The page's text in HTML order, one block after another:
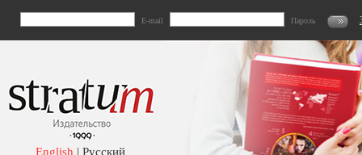
E-mail Пароль
English | Русский